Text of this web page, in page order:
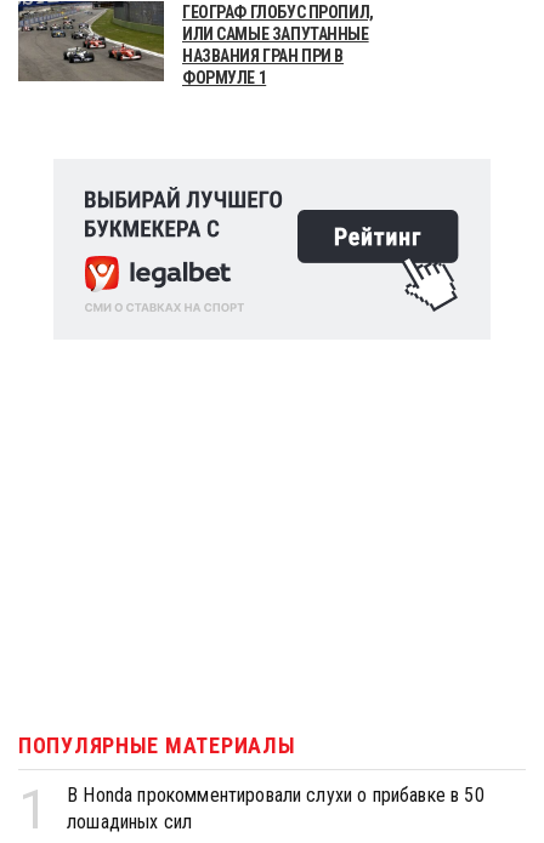
ГЕОГРАФ ГЛОБУС ПРОПИЛ,
ИЛИ САМЫЕ ЗАПУТАННЫЕ
НАЗВАНИЯ ГРАН ПРИ В
ФОРМУЛЕ 1
ПОПУЛЯРНЫЕ МАТЕРИАЛЫ
1
В Honda прокомментировали слухи о прибавке в 50
лошадиных сил